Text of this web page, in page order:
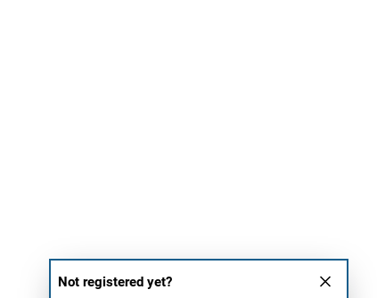
Not registered yet?